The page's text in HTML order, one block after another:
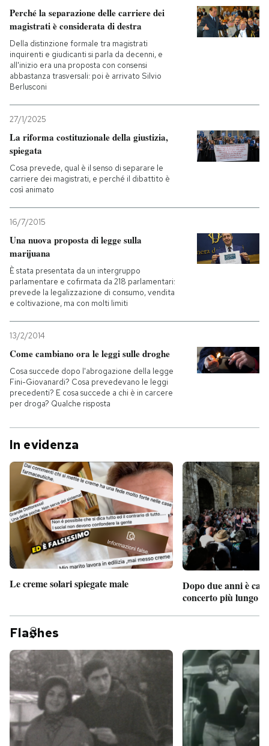
PODCAST
NEWSLETTER
I MIEI PREFERITI
SHOP
CALENDARIO
AREA PERSONALE
Entra
Perché la separazione delle carriere dei
magistrati è considerata di destra
Della distinzione formale tra magistrati
inquirenti e giudicanti si parla da decenni, e
all'inizio era una proposta con consensi
abbastanza trasversali: poi è arrivato Silvio
Berlusconi
27/1/2025
La riforma costituzionale della giustizia,
spiegata
Cosa prevede, qual è il senso di separare le
carriere dei magistrati, e perché il dibattito è
così animato
16/7/2015
Una nuova proposta di legge sulla
marijuana
È stata presentata da un intergruppo
parlamentare e cofirmata da 218 parlamentari:
prevede la legalizzazione di consumo, vendita
e coltivazione, ma con molti limiti
13/2/2014
Come cambiano ora le leggi sulle droghe
Cosa succede dopo l'abrogazione della legge
Fini-Giovanardi? Cosa prevedevano le leggi
precedenti? E cosa succede a chi è in carcere
per droga? Qualche risposta
In evidenza
Le creme solari spiegate male
Dopo due anni è
concerto più lungo
Fla hes